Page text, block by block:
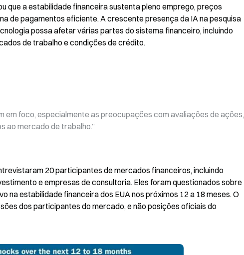
que a estabilidade financeira sustenta pleno emprego, preços
de pagamentos eficiente. A crescente presença da IA na pesquisa
possa afetar várias partes do sistema financeiro, incluindo
de trabalho e condições de crédito.
em foco, especialmente as preocupações com avaliações de ações,
ao mercado de trabalho.”
20 participantes de mercados financeiros, incluindo
e empresas de consultoria. Eles foram questionados sobre
na estabilidade financeira dos EUA nos próximos 12 a 18 meses. O
dos participantes do mercado, e não posições oficiais do